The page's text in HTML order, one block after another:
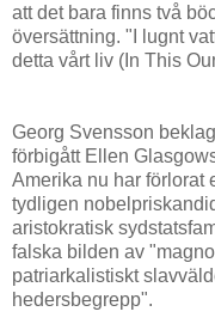
att det bara finns två
översättning. "I lugnt
detta vårt liv (In This
Georg Svensson
förbigått Ellen
Amerika nu har förlorat
tydligen
aristokratisk
falska bilden av
patriarkalistiskt
hedersbegrepp".